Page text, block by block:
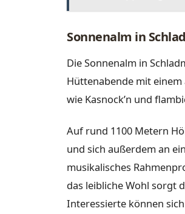
Sonnenalm in
Die Sonnenalm in
Hüttenabende mit einem
wie Kasnock’n und
Auf rund 1100 Metern
und sich außerdem an
musikalisches
das leibliche Wohl sorgt
Interessierte können